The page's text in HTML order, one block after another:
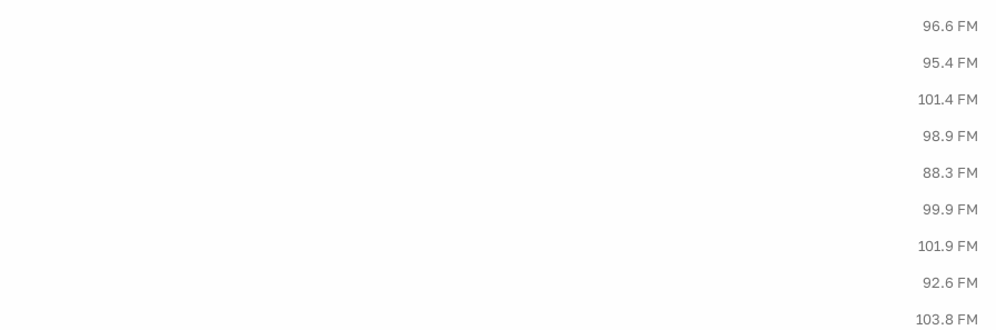
96.6 FM
95.4 FM
101.4 FM
98.9 FM
88.3 FM
99.9 FM
101.9 FM
92.6 FM
103.8 FM